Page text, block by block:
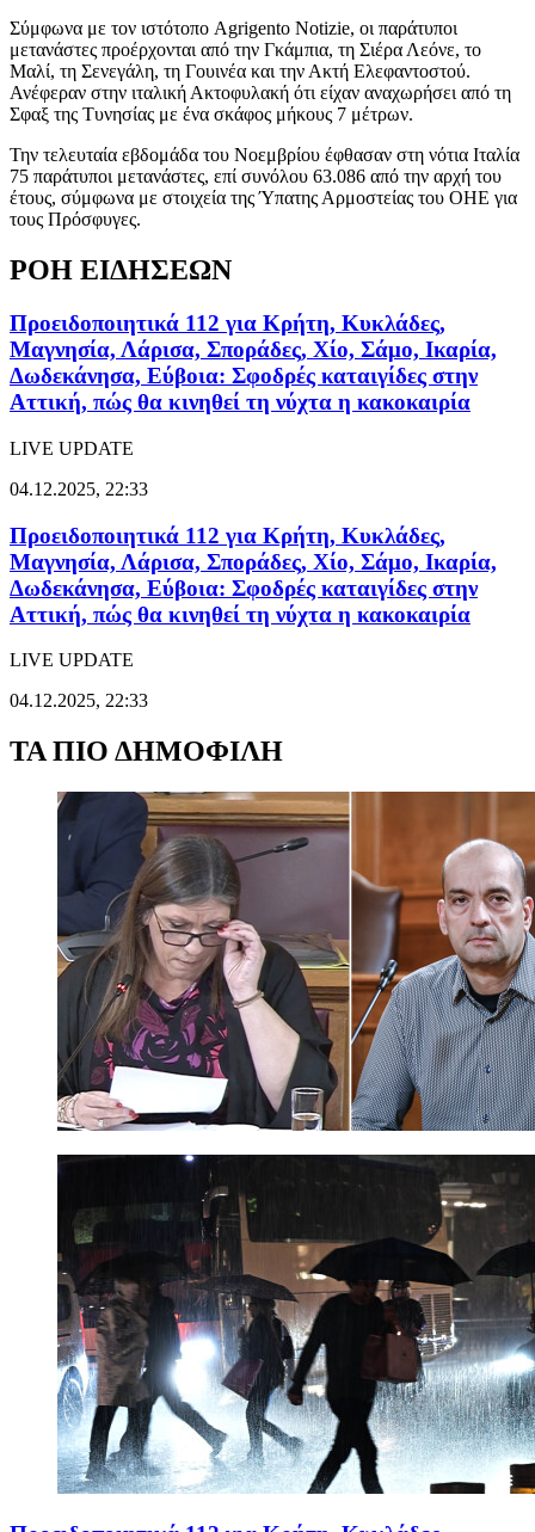
Σύμφωνα με τον ιστότοπο Agrigento Notizie, οι παράτυποι
μετανάστες προέρχονται από την Γκάμπια, τη Σιέρα Λεόνε, το
Μαλί, τη Σενεγάλη, τη Γουινέα και την Ακτή Ελεφαντοστού.
Ανέφεραν στην ιταλική Ακτοφυλακή ότι είχαν αναχωρήσει από τη
Σφαξ της Τυνησίας με ένα σκάφος μήκους 7 μέτρων.
Την τελευταία εβδομάδα του Νοεμβρίου έφθασαν στη νότια Ιταλία
75 παράτυποι μετανάστες, επί συνόλου 63.086 από την αρχή του
έτους, σύμφωνα με στοιχεία της Ύπατης Αρμοστείας του ΟΗΕ για
τους Πρόσφυγες.
ΡΟΗ ΕΙΔΗΣΕΩΝ
Προειδοποιητικά 112 για Κρήτη, Κυκλάδες,
Μαγνησία, Λάρισα, Σποράδες, Χίο, Σάμο, Ικαρία,
Δωδεκάνησα, Εύβοια: Σφοδρές καταιγίδες στην
Αττική, πώς θα κινηθεί τη νύχτα η κακοκαιρία
LIVE UPDATE
04.12.2025, 22:33
Προειδοποιητικά 112 για Κρήτη, Κυκλάδες,
Μαγνησία, Λάρισα, Σποράδες, Χίο, Σάμο, Ικαρία,
Δωδεκάνησα, Εύβοια: Σφοδρές καταιγίδες στην
Αττική, πώς θα κινηθεί τη νύχτα η κακοκαιρία
LIVE UPDATE
04.12.2025, 22:33
ΤΑ ΠΙΟ ΔΗΜΟΦΙΛΗ